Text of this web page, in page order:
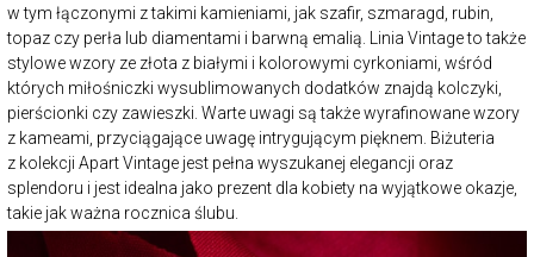
w tym łączonymi z takimi kamieniami, jak szafir, szmaragd, rubin,
topaz czy perła lub diamentami i barwną emalią. Linia Vintage to także
stylowe wzory ze złota z białymi i kolorowymi cyrkoniami, wśród
których miłośniczki wysublimowanych dodatków znajdą kolczyki,
pierścionki czy zawieszki. Warte uwagi są także wyrafinowane wzory
z kameami, przyciągające uwagę intrygującym pięknem. Biżuteria
z kolekcji Apart Vintage jest pełna wyszukanej elegancji oraz
splendoru i jest idealna jako prezent dla kobiety na wyjątkowe okazje,
takie jak ważna rocznica ślubu.